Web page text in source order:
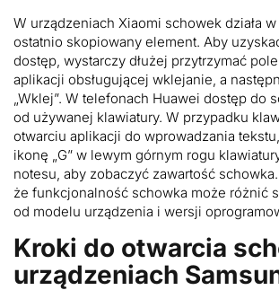
W urządzeniach Xiaomi schowek działa
ostatnio skopiowany element. Aby
dostęp, wystarczy dłużej przytrzymać
aplikacji obsługującej wklejanie, a
„Wklej”. W telefonach Huawei dostęp do
od używanej klawiatury. W przypadku
otwarciu aplikacji do wprowadzania
ikonę „G” w lewym górnym rogu
notesu, aby zobaczyć zawartość
że funkcjonalność schowka może różnić
od modelu urządzenia i wersji
Kroki do otwarcia
urządzeniach